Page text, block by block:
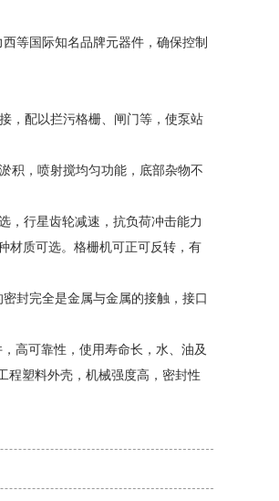
等国际知名品牌元器件，确保控制
，配以拦污格栅、闸门等，使泵站
积，喷射搅均匀功能，底部杂物不
，行星齿轮减速，抗负荷冲击能力
材质可选。格栅机可正可反转，有
封完全是金属与金属的接触，接口
高可靠性，使用寿命长，水、油及
程塑料外壳，机械强度高，密封性